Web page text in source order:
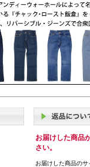
お届けした商品
さい。
お届けした商品の